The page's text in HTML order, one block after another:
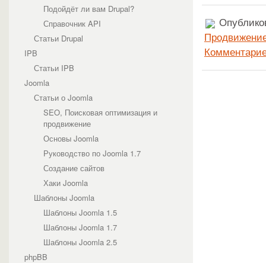
Подойдёт ли вам Drupal?
Справочник API
Статьи Drupal
IPB
Статьи IPB
Joomla
Статьи о Joomla
SEO, Поисковая оптимизация и
продвижение
Основы Joomla
Руководство по Joomla 1.7
Создание сайтов
Хаки Joomla
Шаблоны Joomla
Шаблоны Joomla 1.5
Шаблоны Joomla 1.7
Шаблоны Joomla 2.5
phpBB